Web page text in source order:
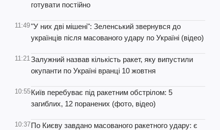
готувати постійно
11:49"У них дві мішені": Зеленський звернувся до
українців після масованого удару по Україні (відео)
11:21Залужний назвав кількість ракет, яку випустили
окупанти по Україні вранці 10 жовтня
10:55Київ перебуває під ракетним обстрілом: 5
загиблих, 12 поранених (фото, відео)
10:37По Києву завдано масованого ракетного удару: є